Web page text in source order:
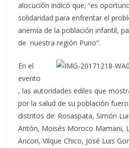
alocución indicó que; “es
solidaridad para enfrentar el
anemia de la población infantil,
de nuestra región Puno”.
En el
evento
, las autoridades ediles que
por la salud de su población
distritos de: Rosaspata, Simón
Antón, Moisés Moroco Mamani,
Ancori, Vilque Chico, José Luis